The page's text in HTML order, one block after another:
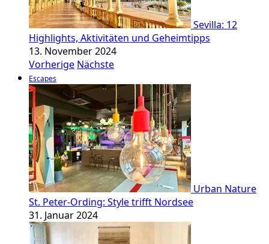
Sevilla: 12
Highlights, Aktivitäten und Geheimtipps
13. November 2024
Vorherige Nächste
Escapes
Urban Nature
St. Peter-Ording: Style trifft Nordsee
31. Januar 2024